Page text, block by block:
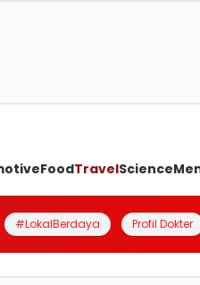
FoodTravelScience
#LokalBerdaya Profil Dokter